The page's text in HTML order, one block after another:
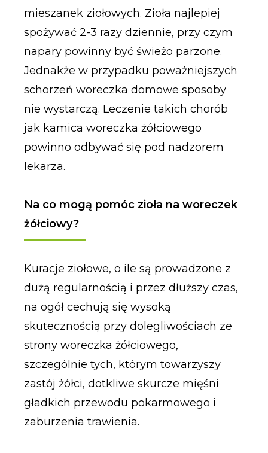
mieszanek ziołowych. Zioła najlepiej
spożywać 2-3 razy dziennie, przy czym
napary powinny być świeżo parzone.
Jednakże w przypadku poważniejszych
schorzeń woreczka domowe sposoby
nie wystarczą. Leczenie takich chorób
jak kamica woreczka żółciowego
powinno odbywać się pod nadzorem
lekarza.
Na co mogą pomóc zioła na woreczek
żółciowy?
Kuracje ziołowe, o ile są prowadzone z
dużą regularnością i przez dłuższy czas,
na ogół cechują się wysoką
skutecznością przy dolegliwościach ze
strony woreczka żółciowego,
szczególnie tych, którym towarzyszy
zastój żółci, dotkliwe skurcze mięśni
gładkich przewodu pokarmowego i
zaburzenia trawienia.